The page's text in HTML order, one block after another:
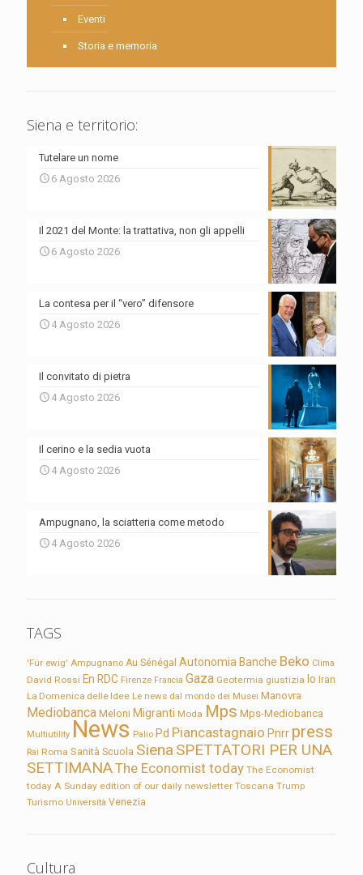
Eventi
Storia e memoria
Siena e territorio:
Tutelare un nome
6 Agosto 2026
Il 2021 del Monte: la trattativa, non gli appelli
6 Agosto 2026
La contesa per il “vero” difensore
4 Agosto 2026
Il convitato di pietra
4 Agosto 2026
Il cerino e la sedia vuota
4 Agosto 2026
Ampugnano, la sciatteria come metodo
4 Agosto 2026
TAGS
'Für ewig' Ampugnano Au Sénégal Autonomia Banche Beko Clima
David Rossi En RDC Firenze Francia Gaza Geotermia giustizia Io Iran
La Domenica delle Idee Le news dal mondo dei Musei Manovra
Mediobanca Meloni Migranti Moda Mps Mps-Mediobanca
Multiutility News Palio Pd Piancastagnaio Pnrr press
Rai Roma Sanità Scuola Siena SPETTATORI PER UNA
SETTIMANAThe Economist today The Economist
today A Sunday edition of our daily newsletter Toscana Trump
Turismo Università Venezia
Cultura